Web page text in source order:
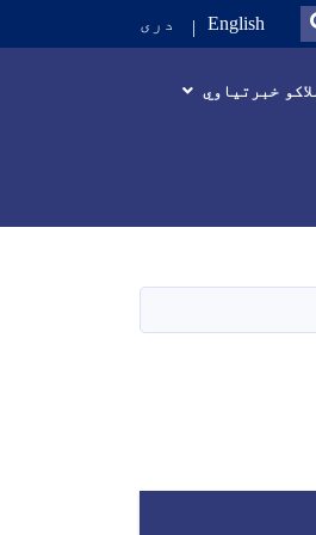
SEARCH
English دری
خبرتیاوي